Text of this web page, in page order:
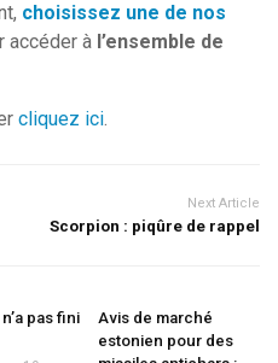
choisissez une de nos
accéder à l’ensemble de
cliquez ici.
Next Article
Scorpion : piqûre de rappel
pas fini
Avis de marché
estonien pour des